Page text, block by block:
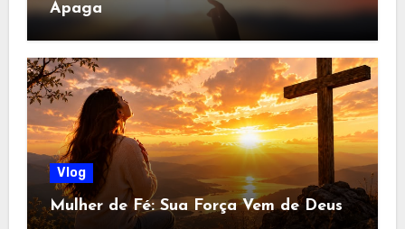
Apaga
Vlog
Mulher de Fé: Sua Força Vem de Deus